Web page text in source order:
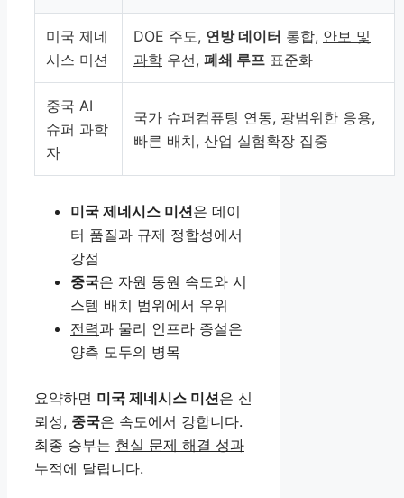
미국 제네
시스 미션
DOE 주도, 연방 데이터 통합, 안보 및
과학 우선, 폐쇄 루프 표준화
중국 AI
슈퍼 과학
자
국가 슈퍼컴퓨팅 연동, 광범위한 응용,
빠른 배치, 산업 실험확장 집중
미국 제네시스 미션은 데이
터 품질과 규제 정합성에서
강점
중국은 자원 동원 속도와 시
스템 배치 범위에서 우위
전력과 물리 인프라 증설은
양측 모두의 병목
요약하면 미국 제네시스 미션은 신
뢰성, 중국은 속도에서 강합니다.
최종 승부는 현실 문제 해결 성과
누적에 달립니다.